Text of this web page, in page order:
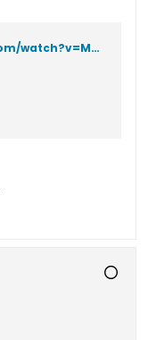
http://fr.youtube.com/watch?v=MBRn7QVT7ig